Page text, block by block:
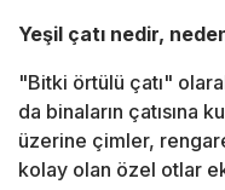
Yeşil çatı nedir,
"Bitki örtülü çatı"
da binaların çatısına
üzerine çimler,
kolay olan özel otlar